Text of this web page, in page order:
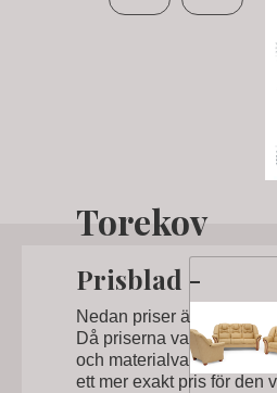
Torekov
Prisblad -
Nedan priser är för ett
Då priserna varierar
och materialval, ber vi er
ett mer exakt pris för den